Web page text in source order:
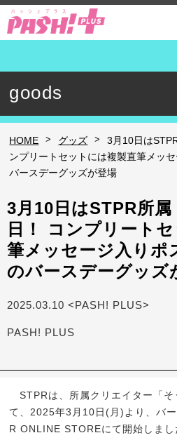
goods
HOME > グッズ >
3月10日は
ンプリートセットには複製直筆メッ
バースデーグッズが登場
3月10日はSTPR所
日！ コンプリート
筆メッセージ入りポ
のバースデーグッズ
2025.03.10 <PASH! PLUS>
PASH! PLUS
STPRは、所属クリエイター「そ
て、2025年3月10日(月)より、バ
R ONLINE STOREにて開始しま